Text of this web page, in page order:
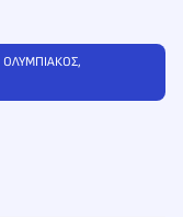
ΟΛΥΜΠΙΑΚΟΣ